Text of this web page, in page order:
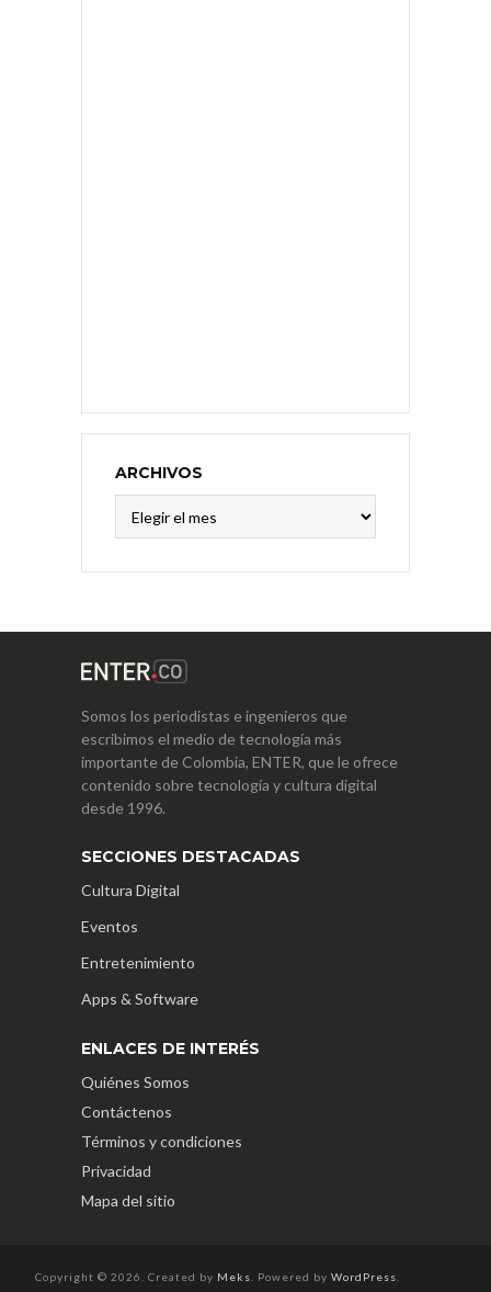
ARCHIVOS
Somos los periodistas e ingenieros que
escribimos el medio de tecnología más
importante de Colombia, ENTER, que le ofrece
contenido sobre tecnología y cultura digital
desde 1996.
SECCIONES DESTACADAS
Cultura Digital
Eventos
Entretenimiento
Apps & Software
ENLACES DE INTERÉS
Quiénes Somos
Contáctenos
Términos y condiciones
Privacidad
Mapa del sitio
Copyright © 2026. Created by Meks. Powered by WordPress.